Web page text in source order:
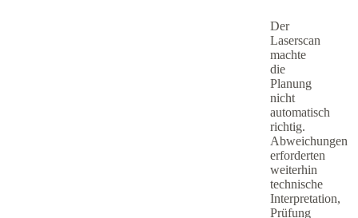
Der
Laserscan
machte
die
Planung
nicht
automatisch
richtig.
Abweichungen
erforderten
weiterhin
technische
Interpretation,
Prüfung